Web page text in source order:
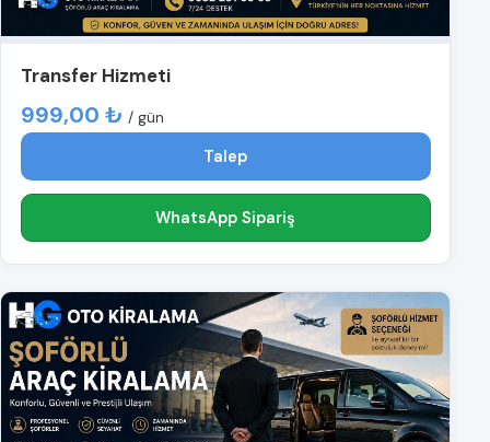
Transfer Hizmeti
999,00 ₺ / gün
Talep
WhatsApp Sipariş